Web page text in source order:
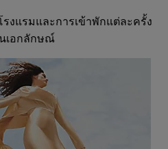
งแรมและการเข้าพักแต่ละครั้ง
นเอกลักษณ์